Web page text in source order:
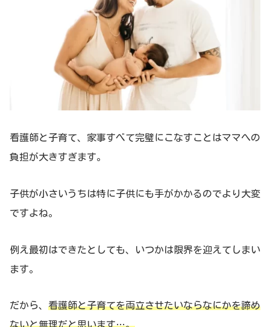
看護師と子育て、家事すべて完璧にこなすことはママへの
負担が大きすぎます。
子供が小さいうちは特に子供にも手がかかるのでより大変
ですよね。
例え最初はできたとしても、いつかは限界を迎えてしまい
ます。
だから、 看護師と子育てを両立させたいならなにかを諦め
ないと無理だと思います…。